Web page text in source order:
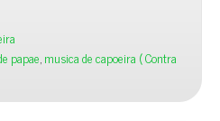
papae,musica de capoeira ( Contra